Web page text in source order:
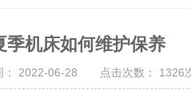
季机床如何维护保养
： 2022-06-28 点击次数： 1326